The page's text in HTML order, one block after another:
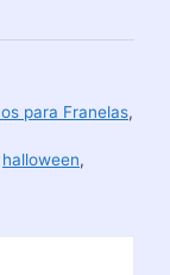
para Franelas,
halloween,